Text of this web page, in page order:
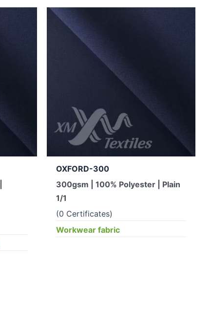
OXFORD-300
300gsm | 100% Polyester | Plain
1/1
(0 Certificates)
Workwear fabric